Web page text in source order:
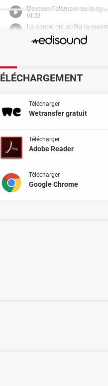
Télécharger
Wetransfer gratuit
Télécharger
Adobe Reader
Télécharger
Google Chrome